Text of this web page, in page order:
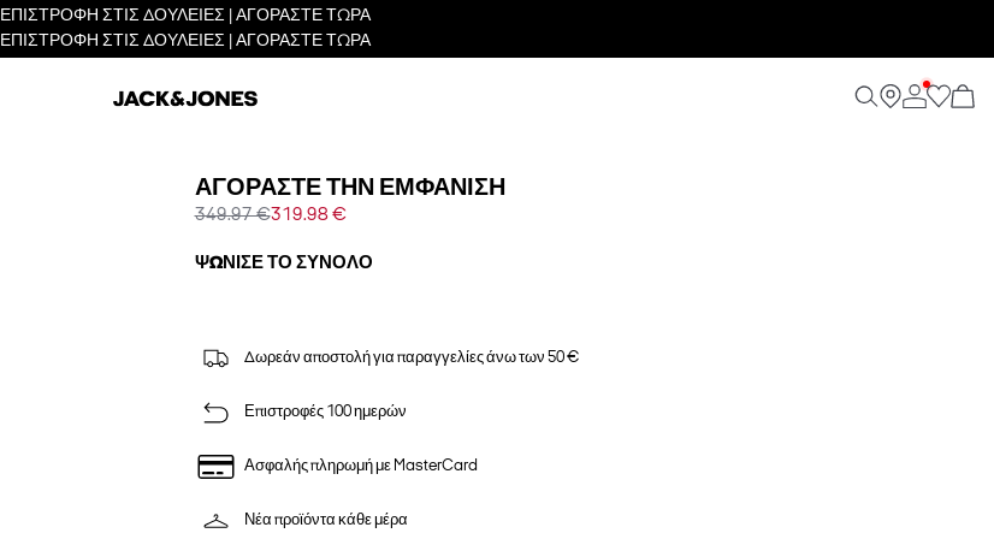
ΕΠΙΣΤΡΟΦΗ ΣΤΙΣ ΔΟΥΛΕΙΕΣ | ΑΓΟΡΑΣΤΕ ΤΩΡΑ
ΕΠΙΣΤΡΟΦΗ ΣΤΙΣ ΔΟΥΛΕΙΕΣ | ΑΓΟΡΑΣΤΕ ΤΩΡΑ
ΑΓΟΡΆΣΤΕ ΤΗΝ ΕΜΦΆΝΙΣΗ
349.97 €319.98 €
ΨΏΝΙΣΕ ΤΟ ΣΎΝΟΛΟ
Δωρεάν αποστολή για παραγγελίες άνω των 50 €
Επιστροφές 100 ημερών
Ασφαλής πληρωμή με MasterCard
Νέα προϊόντα κάθε μέρα